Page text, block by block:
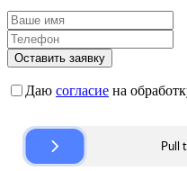
Оставить заявку
Даю согласие на